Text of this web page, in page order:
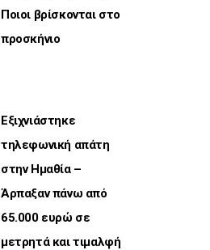
Ποιοι βρίσκονται στο
προσκήνιο
Εξιχνιάστηκε
τηλεφωνική απάτη
στην Ημαθία –
Άρπαξαν πάνω από
65.000 ευρώ σε
μετρητά και τιμαλφή